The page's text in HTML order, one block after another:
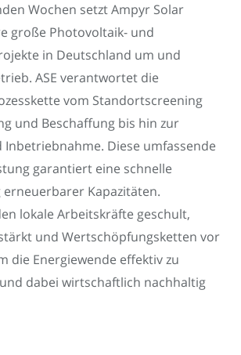
Wochen setzt Ampyr Solar
große Photovoltaik- und
in Deutschland um und
ASE verantwortet die
vom Standortscreening
und Beschaffung bis hin zur
Diese umfassende
garantiert eine schnelle
Kapazitäten.
lokale Arbeitskräfte geschult,
und Wertschöpfungsketten vor
die Energiewende effektiv zu
dabei wirtschaftlich nachhaltig